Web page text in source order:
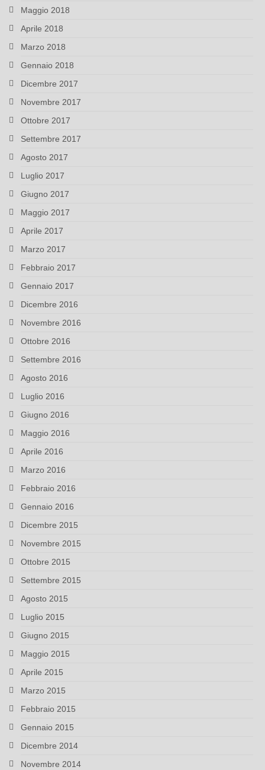
Maggio 2018
Aprile 2018
Marzo 2018
Gennaio 2018
Dicembre 2017
Novembre 2017
Ottobre 2017
Settembre 2017
Agosto 2017
Luglio 2017
Giugno 2017
Maggio 2017
Aprile 2017
Marzo 2017
Febbraio 2017
Gennaio 2017
Dicembre 2016
Novembre 2016
Ottobre 2016
Settembre 2016
Agosto 2016
Luglio 2016
Giugno 2016
Maggio 2016
Aprile 2016
Marzo 2016
Febbraio 2016
Gennaio 2016
Dicembre 2015
Novembre 2015
Ottobre 2015
Settembre 2015
Agosto 2015
Luglio 2015
Giugno 2015
Maggio 2015
Aprile 2015
Marzo 2015
Febbraio 2015
Gennaio 2015
Dicembre 2014
Novembre 2014